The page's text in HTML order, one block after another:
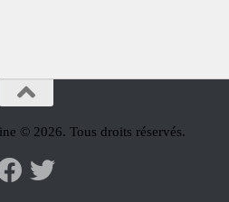
© 2026. Tous droits réservés.